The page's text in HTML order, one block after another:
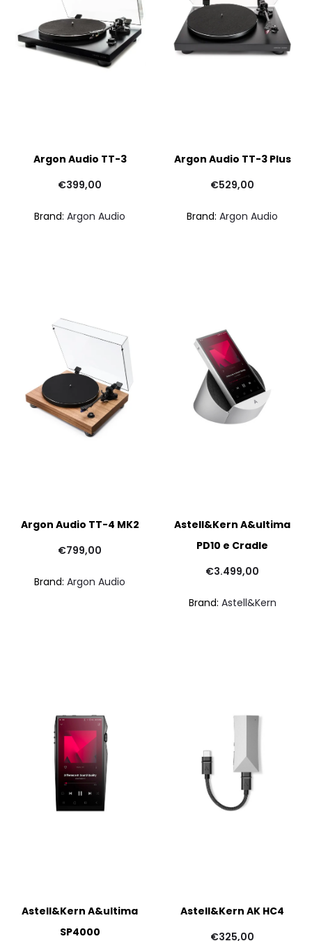
Argon Audio TT-3
€399,00
Brand: Argon Audio
Argon Audio TT-3 Plus
€529,00
Brand: Argon Audio
Argon Audio TT-4 MK2
€799,00
Brand: Argon Audio
Astell&Kern A&ultima
PD10 e Cradle
€3.499,00
Brand: Astell&Kern
Astell&Kern A&ultima
SP4000
Astell&Kern AK HC4
€325,00